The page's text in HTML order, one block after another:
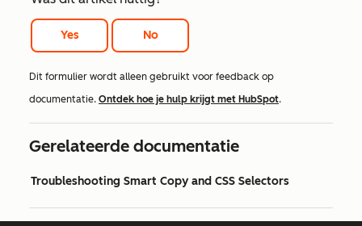
Yes No
Dit formulier wordt alleen gebruikt voor feedback op
documentatie. Ontdek hoe je hulp krijgt met HubSpot.
Gerelateerde documentatie
Troubleshooting Smart Copy and CSS Selectors